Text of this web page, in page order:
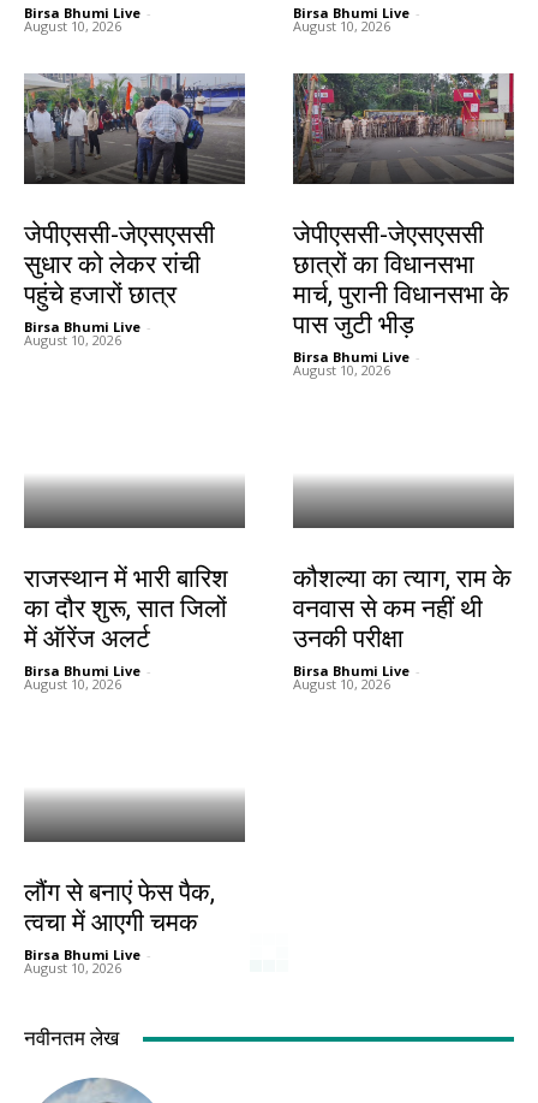
Birsa Bhumi Live -
August 10, 2026
Birsa Bhumi Live -
August 10, 2026
जेपीएससी-जेएसएससी
सुधार को लेकर रांची
पहुंचे हजारों छात्र
Birsa Bhumi Live -
August 10, 2026
जेपीएससी-जेएसएससी
छात्रों का विधानसभा
मार्च, पुरानी विधानसभा के
पास जुटी भीड़
Birsa Bhumi Live -
August 10, 2026
राजस्थान में भारी बारिश
का दौर शुरू, सात जिलों
में ऑरेंज अलर्ट
Birsa Bhumi Live -
August 10, 2026
कौशल्या का त्याग, राम के
वनवास से कम नहीं थी
उनकी परीक्षा
Birsa Bhumi Live -
August 10, 2026
लौंग से बनाएं फेस पैक,
त्वचा में आएगी चमक
Birsa Bhumi Live -
August 10, 2026
नवीनतम लेख